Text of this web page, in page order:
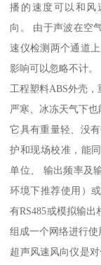
播的速度可以和风
向。 由于声波在空
速仪检测两个通道
影响可以忽略不计。
工程塑料ABS外壳
严寒、冰冻天气下也
它具有重量轻、没
护和现场校准，能
单位、 输出频率及
环境下推荐使用）
有RS485或模拟输
组成一个网络进行使
超声风速风向仪是